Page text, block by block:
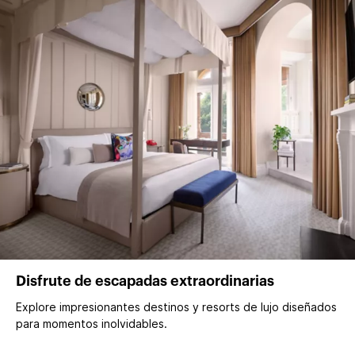
Disfrute de escapadas extraordinarias
Explore impresionantes destinos y resorts de lujo diseñados
para momentos inolvidables.